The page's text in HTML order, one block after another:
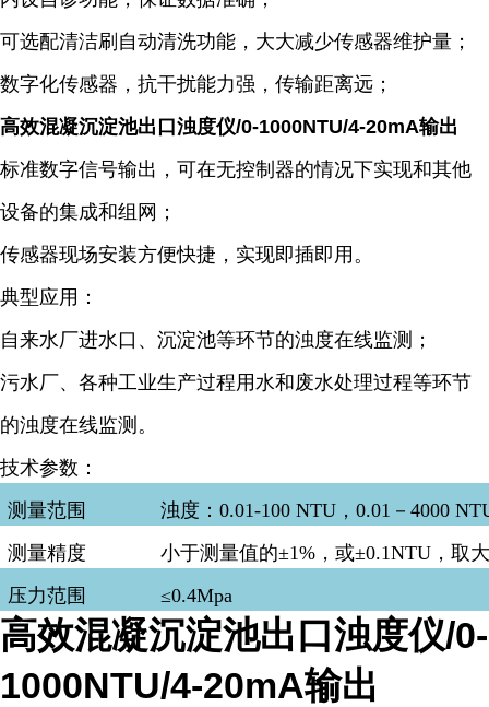
可选配清洁刷自动清洗功能，大大减少传感器维护量；
数字化传感器，抗干扰能力强，传输距离远；
高效混凝沉淀池出口浊度仪/0-1000NTU/4-20mA输出
标准数字信号输出，可在无控制器的情况下实现和其他
设备的集成和组网；
传感器现场安装方便快捷，实现即插即用。
典型应用：
自来水厂进水口、沉淀池等环节的浊度在线监测；
污水厂、各种工业生产过程用水和废水处理过程等环节
的浊度在线监测。
技术参数：
测量范围
浊度：0.01-100 NTU，0.01－4000
测量精度
小于测量值的±1%，或±0.1NTU，取
压力范围
≤0.4Mpa
高效混凝沉淀池出口浊度仪/0-
1000NTU/4-20mA输出